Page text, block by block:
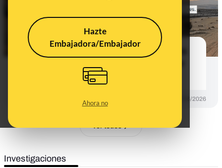
Hazte
Embajadora/Embajador
Ahora no
Qué sabemos sobre la tala de olivos
placas solares
03/06/2026
Ver todos
Investigaciones